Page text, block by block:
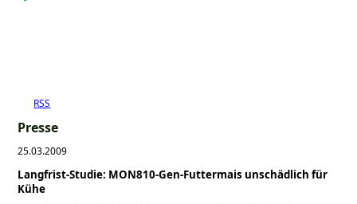
RSS
Presse
25.03.2009
Langfrist-Studie: MON810-Gen-Futtermais unschädlich für
Kühe